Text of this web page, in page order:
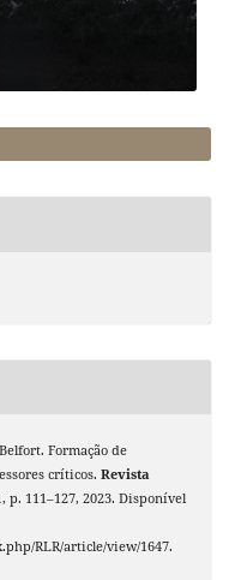
Formação de
críticos. Revista
p. 111–127, 2023. Disponível
RLR/article/view/1647.